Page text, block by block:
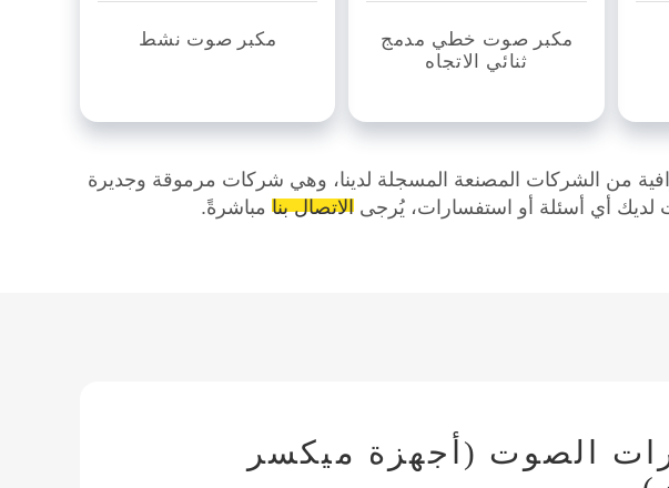
مكبر صوت خطي مدمج
ثنائي الاتجاه
مكبر صوت نشط
من الشركات المصنعة المسجلة لدينا، وهي شركات مرموقة وجديرة
الاتصال بنا مباشرةً.
الصوت (أجهزة ميكسر